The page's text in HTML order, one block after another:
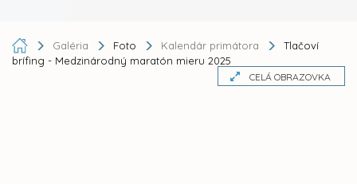
Galéria Foto Kalendár primátora
Tlačoví
brífing - Medzinárodný maratón mieru 2025
CELÁ OBRAZOVKA